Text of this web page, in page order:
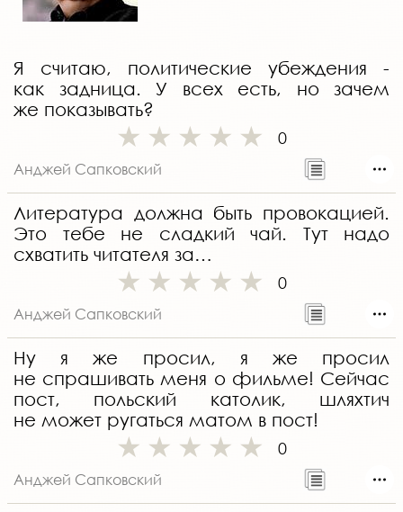
Я считаю, политические убеждения -
как задница. У всех есть, но зачем
же показывать?
0
Анджей Сапковский
Литература должна быть провокацией.
Это тебе не сладкий чай. Тут надо
схватить читателя за…
0
Анджей Сапковский
Ну я же просил, я же просил
не спрашивать меня о фильме! Сейчас
пост, польский католик, шляхтич
не может ругаться матом в пост!
0
Анджей Сапковский